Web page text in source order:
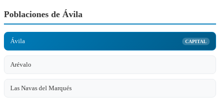
Poblaciones de Ávila
Ávila CAPITAL
Arévalo
Las Navas del Marqués